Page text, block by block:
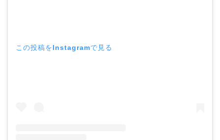
この投稿をInstagramで見る